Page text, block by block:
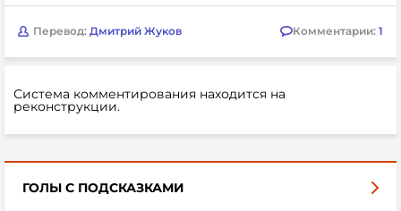
Перевод: Дмитрий Жуков Комментарии: 1
Система комментирования находится на
реконструкции.
ГОЛЫ С ПОДСКАЗКАМИ